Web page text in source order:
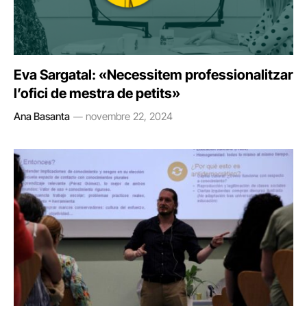
Eva Sargatal: «Necessitem professionalitzar
l’ofici de mestra de petits»
Ana Basanta novembre 22, 2024